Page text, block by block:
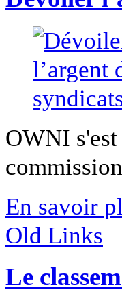
OWNI
En savoir
Old Links
Le